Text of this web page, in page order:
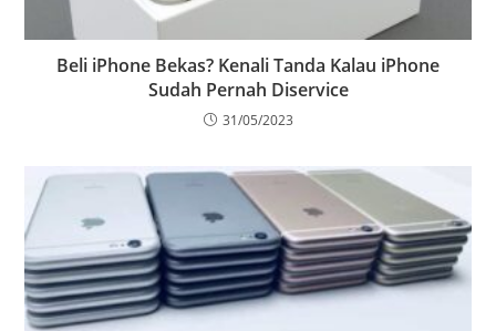
Beli iPhone Bekas? Kenali Tanda Kalau iPhone
Sudah Pernah Diservice
31/05/2023